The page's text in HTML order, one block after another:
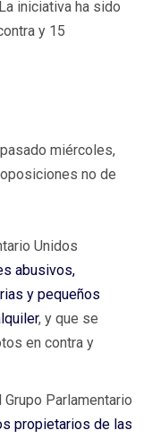
iniciativa ha sido
y 15
miércoles,
no de
Unidos
abusivos,
y pequeños
, y que se
en contra y
Parlamentario
propietarios de las